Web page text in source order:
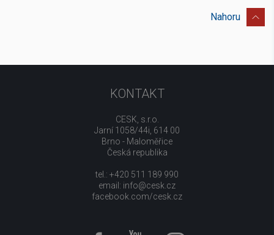
Nahoru
KONTAKT
CESK, s.r.o.
Jarní 1058/44i, 614 00
Brno - Maloměřice
Česká republika
tel.: +420 511 189 990
email: info@cesk.cz
facebook.com/cesk.cz